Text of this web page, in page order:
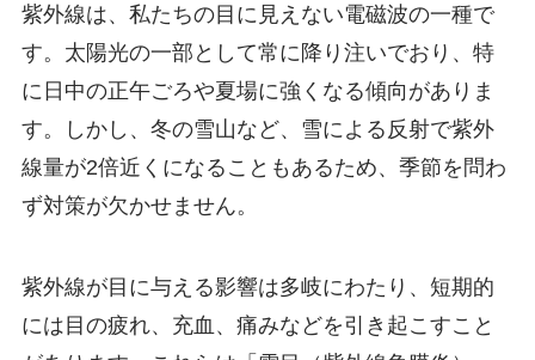
紫外線は、私たちの目に見えない電磁波の一種で
す。太陽光の一部として常に降り注いでおり、特
に日中の正午ごろや夏場に強くなる傾向がありま
す。しかし、冬の雪山など、雪による反射で紫外
線量が2倍近くになることもあるため、季節を問わ
ず対策が欠かせません。
紫外線が目に与える影響は多岐にわたり、短期的
には目の疲れ、充血、痛みなどを引き起こすこと